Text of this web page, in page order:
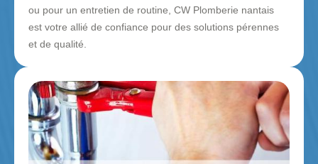
ou pour un entretien de routine, CW Plomberie nantais
est votre allié de confiance pour des solutions pérennes
et de qualité.